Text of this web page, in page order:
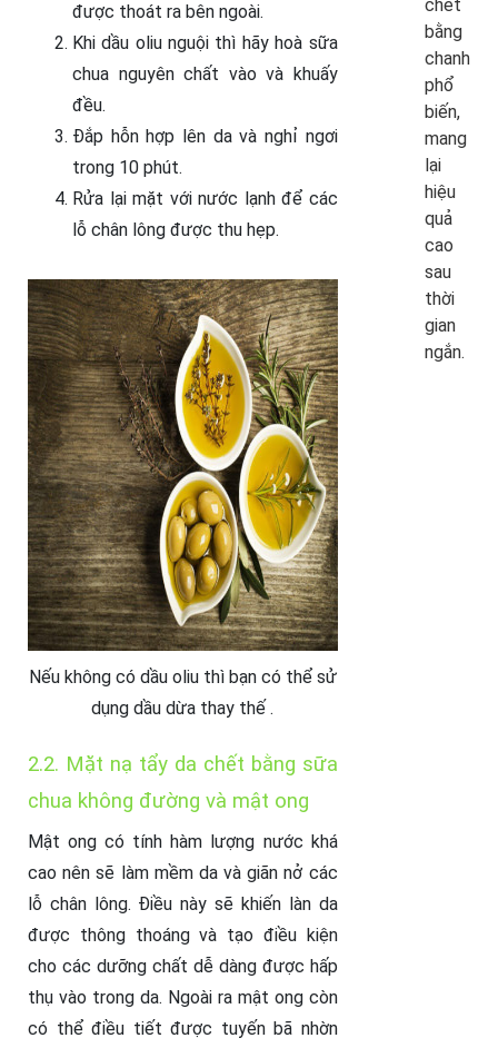
được thoát ra bên ngoài.
Khi dầu oliu nguội thì hãy hoà sữa
chua nguyên chất vào và khuấy
đều.
Đắp hỗn hợp lên da và nghỉ ngơi
trong 10 phút.
Rửa lại mặt với nước lạnh để các
lỗ chân lông được thu hẹp.
Nếu không có dầu oliu thì bạn có thể sử
dụng dầu dừa thay thế .
2.2. Mặt nạ tẩy da chết bằng sữa
chua không đường và mật ong
Mật ong có tính hàm lượng nước khá
cao nên sẽ làm mềm da và giãn nở các
lỗ chân lông. Điều này sẽ khiến làn da
được thông thoáng và tạo điều kiện
cho các dưỡng chất dễ dàng được hấp
thụ vào trong da. Ngoài ra mật ong còn
có thể điều tiết được tuyến bã nhờn
chết
bằng
chanh
phổ
biến,
mang
lại
hiệu
quả
cao
sau
thời
gian
ngắn.